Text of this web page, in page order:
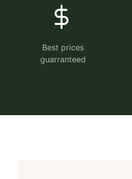
Best prices
guarranteed